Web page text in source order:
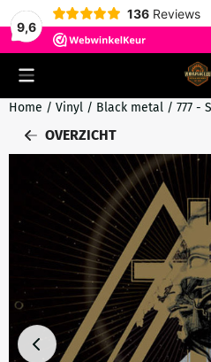
9,6
136 Reviews
Cookievoorkeuren zijn
Home / Vinyl / Black metal / 777 -
OVERZICHT